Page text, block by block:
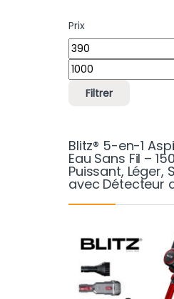
Prix
Prix min
Prix max
Filtrer
Blitz® 5-en-1
Eau Sans Fil –
Puissant, Léger,
avec Détecteur